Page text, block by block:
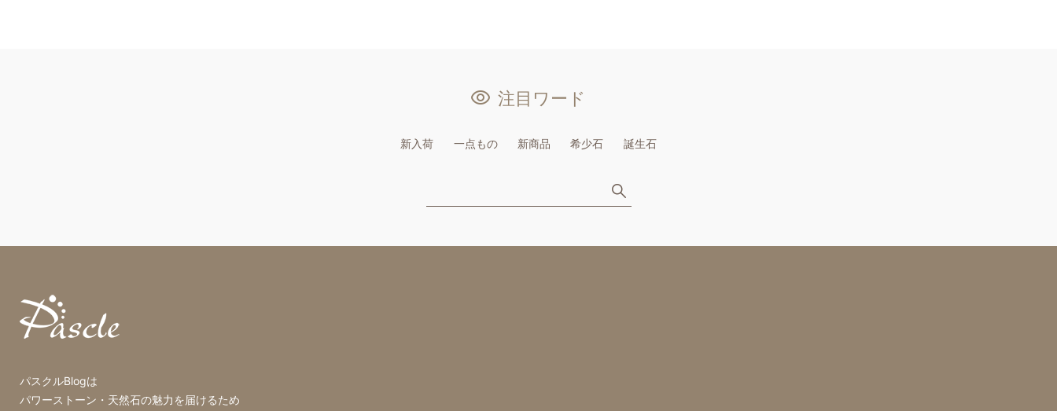
注目ワード
新入荷 一点もの 新商品 希少石 誕生石
パスクルBlogは
パワーストーン・天然石の魅力を届けるため